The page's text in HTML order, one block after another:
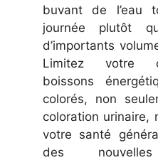
buvant de l’eau
journée plutôt
d’importants
Limitez votre
boissons
colorés, non
coloration urinaire,
votre santé
des nouvelles